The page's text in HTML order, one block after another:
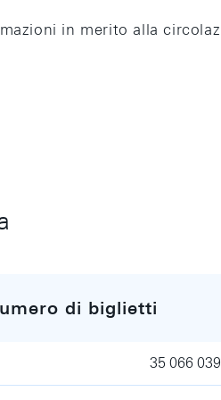
in merito alla
di biglietti
35 066 039